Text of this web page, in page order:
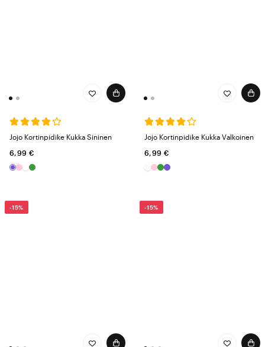
Jojo Kortinpidike Kukka Sininen
6,99 €
Jojo Kortinpidike Kukka Valkoinen
6,99 €
-15% -15%